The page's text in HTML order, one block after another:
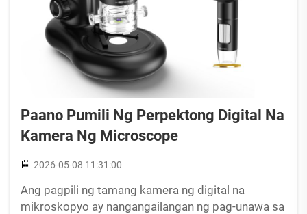
Paano Pumili Ng Perpektong Digital Na
Kamera Ng Microscope
2026-05-08 11:31:00
Ang pagpili ng tamang kamera ng digital na
mikroskopyo ay nangangailangan ng pag-unawa sa